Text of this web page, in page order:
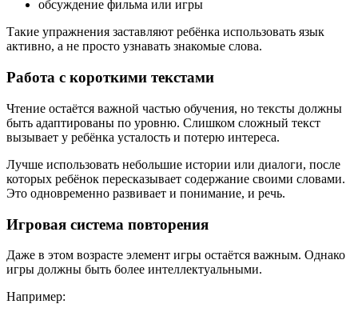
обсуждение фильма или игры
Такие упражнения заставляют ребёнка использовать язык
активно, а не просто узнавать знакомые слова.
Работа с короткими текстами
Чтение остаётся важной частью обучения, но тексты должны
быть адаптированы по уровню. Слишком сложный текст
вызывает у ребёнка усталость и потерю интереса.
Лучше использовать небольшие истории или диалоги, после
которых ребёнок пересказывает содержание своими словами.
Это одновременно развивает и понимание, и речь.
Игровая система повторения
Даже в этом возрасте элемент игры остаётся важным. Однако
игры должны быть более интеллектуальными.
Например: